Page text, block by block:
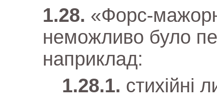
«Форс-
неможливо було
наприклад:
стихійні